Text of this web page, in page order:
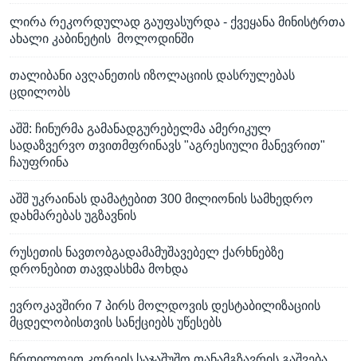
ლირა რეკორდულად გაუფასურდა - ქვეყანა მინისტრთა
ახალი კაბინეტის მოლოდინში
თალიბანი ავღანეთის იზოლაციის დასრულებას
ცდილობს
აშშ: ჩინურმა გამანადგურებელმა ამერიკულ
სადაზვერვო თვითმფრინავს "აგრესიული მანევრით"
ჩაუფრინა
აშშ უკრაინას დამატებით 300 მილიონის სამხედრო
დახმარებას უგზავნის
რუსეთის ნავთობგადამამუშავებელ ქარხნებზე
დრონებით თავდასხმა მოხდა
ევროკავშირი 7 პირს მოლდოვის დესტაბილიზაციის
მცდელობისთვის სანქციებს უწესებს